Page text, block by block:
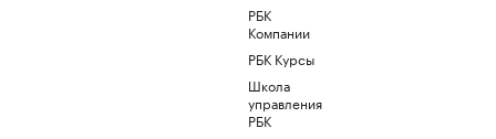
РБК
Компании
РБК Курсы
Школа
управления
РБК